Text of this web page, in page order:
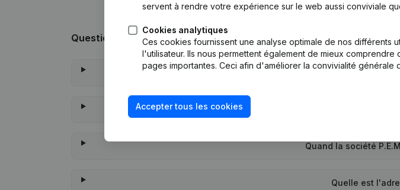
Questions fréquemment posées
Quel est le numéro
Quel est l'identifiant
Quand la société
Quelle est
servent à rendre votre expérience sur le web aussi conviviale
Cookies analytiques
Ces cookies fournissent une analyse optimale de nos différents
l'utilisateur. Ils nous permettent également de mieux comprendre
pages importantes. Ceci afin d'améliorer la convivialité générale
Accepter tous les cookies